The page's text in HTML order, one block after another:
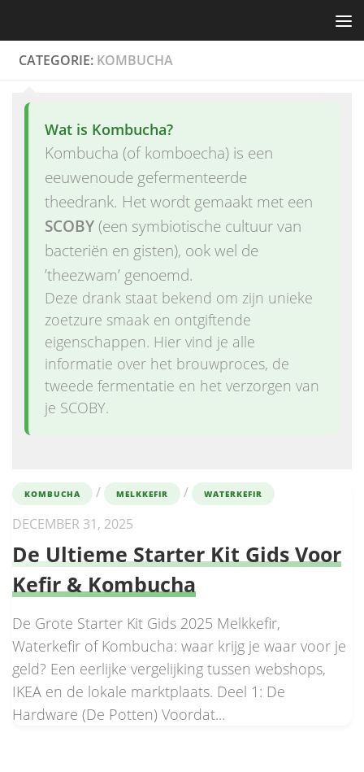
CATEGORIE: KOMBUCHA
Wat is Kombucha?
Kombucha (of komboecha) is een
eeuwenoude gefermenteerde
theedrank. Het wordt gemaakt met een
SCOBY(een symbiotische cultuur van
bacteriën en gisten), ook wel de
’theezwam’ genoemd.
Deze drank staat bekend om zijn unieke
zoetzure smaak en ontgiftende
eigenschappen. Hier vind je alle
informatie over het brouwproces, de
tweede fermentatie en het verzorgen van
je SCOBY.
KOMBUCHA / MELKKEFIR / WATERKEFIR
DECEMBER 31, 2025
De Ultieme Starter Kit Gids Voor
Kefir & Kombucha
De Grote Starter Kit Gids 2025 Melkkefir,
Waterkefir of Kombucha: waar krijg je waar voor je
geld? Een eerlijke vergelijking tussen webshops,
IKEA en de lokale marktplaats. Deel 1: De
Hardware (De Potten) Voordat...